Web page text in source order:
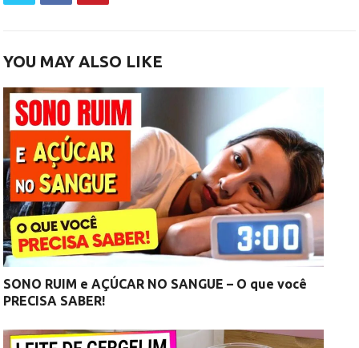
YOU MAY ALSO LIKE
SONO RUIM e AÇÚCAR NO SANGUE – O que você
PRECISA SABER!